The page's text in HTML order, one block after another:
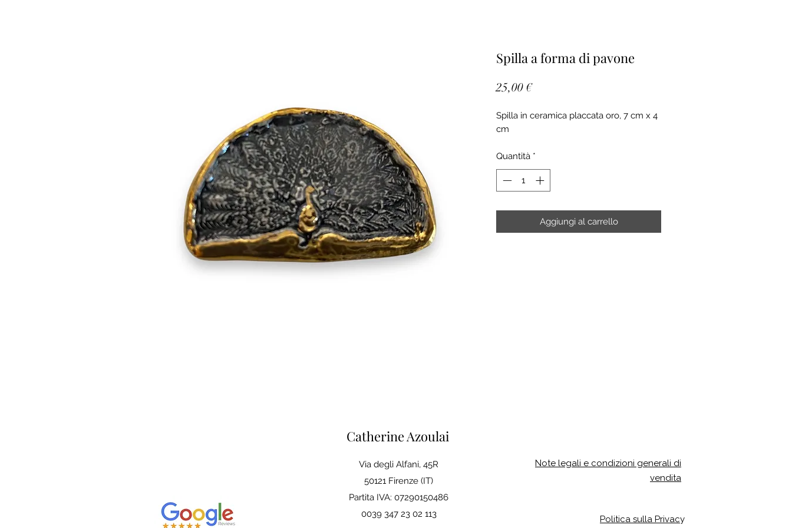
Spilla a forma di pavone
25,00 €Prezzo
Spilla in ceramica placcata oro, 7 cm x 4
cm
Quantità *
Aggiungi al carrello
Catherine Azoulai
Via degli Alfani, 45R
50121 Firenze (IT)
Partita IVA: 07290150486
0039 347 23 02 113
Note legali e condizioni generali di
vendita
Politica sulla Privacy